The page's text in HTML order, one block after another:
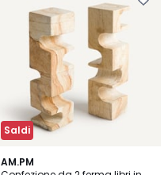
Saldi
AM.PM